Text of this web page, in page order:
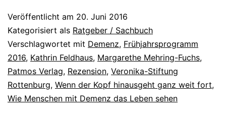
Veröffentlicht am 20. Juni 2016
Kategorisiert als Ratgeber / Sachbuch
Verschlagwortet mit Demenz, Frühjahrsprogramm
2016, Kathrin Feldhaus, Margarethe Mehring-Fuchs,
Patmos Verlag, Rezension, Veronika-Stiftung
Rottenburg, Wenn der Kopf hinausgeht ganz weit fort,
Wie Menschen mit Demenz das Leben sehen